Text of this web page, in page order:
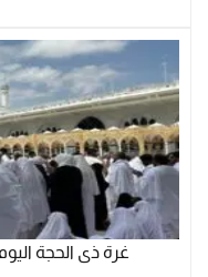
غرة ذى الحجة اليوم